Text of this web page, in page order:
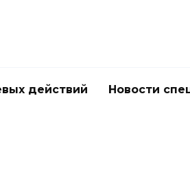
действий Новости